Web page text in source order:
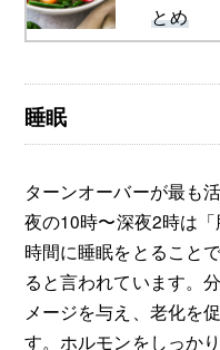
とめ
睡眠
ターンオーバーが最も
夜の10時〜深夜2時は
時間に睡眠をとること
ると言われています。
メージを与え、老化を
す。ホルモンをしっか